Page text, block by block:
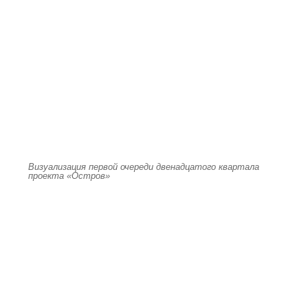
Визуализация первой очереди двенадцатого квартала
проекта «Остров»